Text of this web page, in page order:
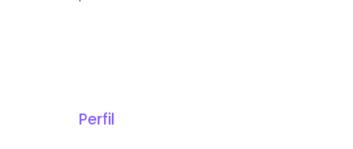
Perfil